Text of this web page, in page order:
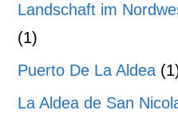
Landschaft im
(1)
Puerto De La Aldea
La Aldea de San